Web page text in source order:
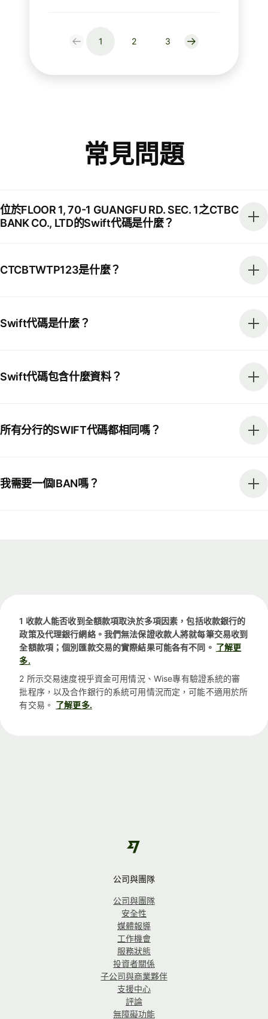
1 2 3
常見問題
位於FLOOR 1, 70-1 GUANGFU RD. SEC. 1之CTBC
BANK CO., LTD的Swift代碼是什麼？
CTCBTWTP123是什麼？
Swift代碼是什麼？
Swift代碼包含什麼資料？
所有分行的SWIFT代碼都相同嗎？
我需要一個IBAN嗎？
1 收款人能否收到全額款項取決於多項因素，包括收款銀行的
政策及代理銀行網絡。我們無法保證收款人將就每筆交易收到
全額款項；個別匯款交易的實際結果可能各有不同。 了解更
多.
2 所示交易速度視乎資金可用情況、Wise專有驗證系統的審
批程序，以及合作銀行的系統可用情況而定，可能不適用於所
有交易。 了解更多.
公司與團隊
公司與團隊
安全性
媒體報導
工作機會
服務狀態
投資者關係
子公司與商業夥伴
支援中心
評論
無障礙功能